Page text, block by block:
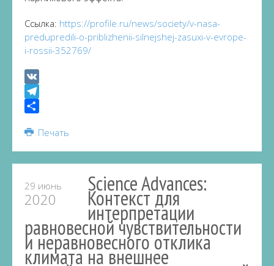
Ссылка: https://profile.ru/news/society/v-nasa-
predupredili-o-priblizhenii-silnejshej-zasuxi-v-evrope-
i-rossii-352769/
VK
Telegram
Печать
29 июнь
2020
Science Advances:
Контекст для
интерпретации
равновесной чувствительности
и неравновесного отклика
климата на внешнее